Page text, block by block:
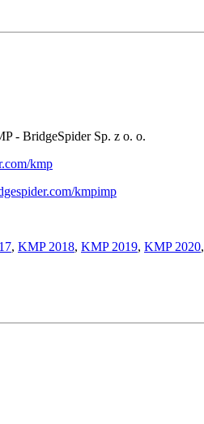
- BridgeSpider Sp. z o. o.
kmp
kmpimp
, KMP 2018, KMP 2019, KMP 2020,